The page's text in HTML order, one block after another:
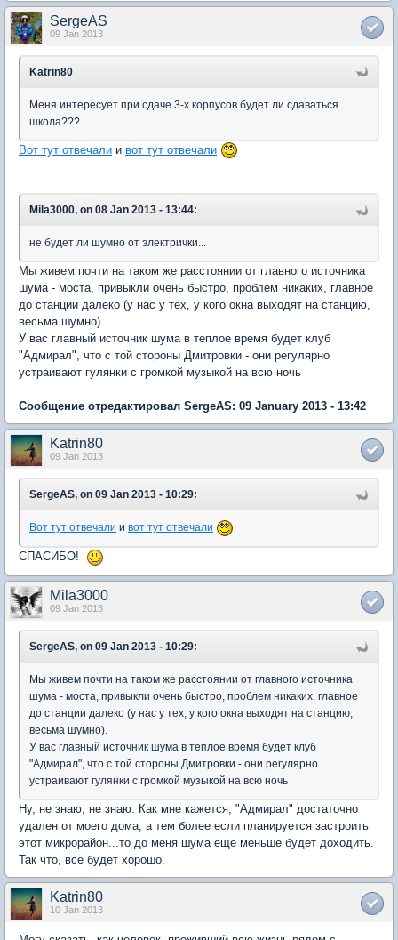
SergeAS
09 Jan 2013
Katrin80
Меня интересует при сдаче 3-х корпусов будет ли сдаваться
школа???
Вот тут отвечали и вот тут отвечали
Mila3000, on 08 Jan 2013 - 13:44:
не будет ли шумно от электрички...
Мы живем почти на таком же расстоянии от главного источника
шума - моста, привыкли очень быстро, проблем никаких, главное
до станции далеко (у нас у тех, у кого окна выходят на станцию,
весьма шумно).
У вас главный источник шума в теплое время будет клуб
"Адмирал", что с той стороны Дмитровки - они регулярно
устраивают гулянки с громкой музыкой на всю ночь
Сообщение отредактировал SergeAS: 09 January 2013 - 13:42
Katrin80
09 Jan 2013
SergeAS, on 09 Jan 2013 - 10:29:
Вот тут отвечали и вот тут отвечали
СПАСИБО!
Mila3000
09 Jan 2013
SergeAS, on 09 Jan 2013 - 10:29:
Мы живем почти на таком же расстоянии от главного источника
шума - моста, привыкли очень быстро, проблем никаких, главное
до станции далеко (у нас у тех, у кого окна выходят на станцию,
весьма шумно).
У вас главный источник шума в теплое время будет клуб
"Адмирал", что с той стороны Дмитровки - они регулярно
устраивают гулянки с громкой музыкой на всю ночь
Ну, не знаю, не знаю. Как мне кажется, "Адмирал" достаточно
удален от моего дома, а тем более если планируется застроить
этот микрорайон...то до меня шума еще меньше будет доходить.
Так что, всё будет хорошо.
Katrin80
10 Jan 2013